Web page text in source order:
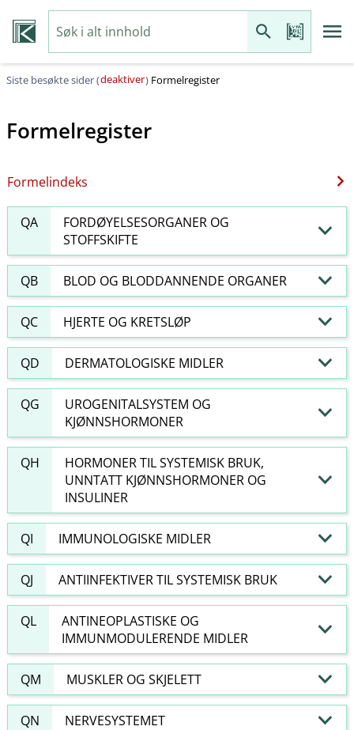
Siste besøkte sider (deaktiver) Formelregister
Formelregister
Formelindeks
QA
FORDØYELSESORGANER OG
STOFFSKIFTE
QB BLOD OG BLODDANNENDE ORGANER
QC HJERTE OG KRETSLØP
QD DERMATOLOGISKE MIDLER
QG
UROGENITALSYSTEM OG
KJØNNSHORMONER
QH
HORMONER TIL SYSTEMISK BRUK,
UNNTATT KJØNNSHORMONER OG
INSULINER
QI IMMUNOLOGISKE MIDLER
QJ ANTIINFEKTIVER TIL SYSTEMISK BRUK
QL
ANTINEOPLASTISKE OG
IMMUNMODULERENDE MIDLER
QM MUSKLER OG SKJELETT
QN NERVESYSTEMET